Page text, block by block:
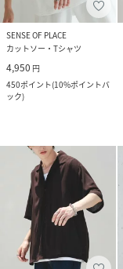
SENSE OF PLACE
カットソー・Tシャツ
4,950 円
450ポイント(10%ポイントバ
ック)